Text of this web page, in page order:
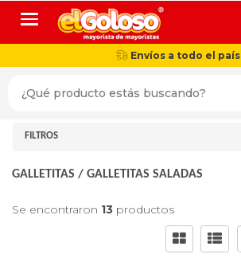
Toggle navigation
Envíos a todo el país
FILTROS
GALLETITAS / GALLETITAS SALADAS
Se encontraron 13 productos